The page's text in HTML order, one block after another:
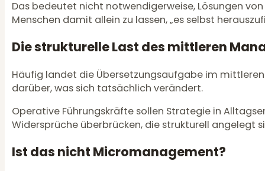
Das bedeutet nicht notwendigerweise, Lösungen
Menschen damit allein zu lassen, „es selbst
Die strukturelle Last des mittleren
Häufig landet die Übersetzungsaufgabe im
darüber, was sich tatsächlich verändert.
Operative Führungskräfte sollen Strategie in
Widersprüche überbrücken, die strukturell angelegt
Ist das nicht Micromanagement?